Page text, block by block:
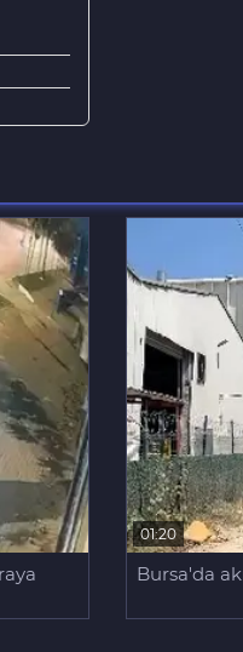
01:20
Bursa'da